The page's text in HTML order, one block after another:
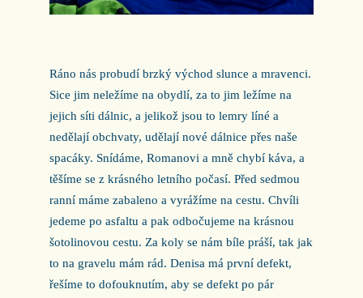
Ráno nás probudí brzký východ slunce a mravenci.
Sice jim neležíme na obydlí, za to jim ležíme na
jejich síti dálnic, a jelikož jsou to lemry líné a
nedělají obchvaty, udělají nové dálnice přes naše
spacáky. Snídáme, Romanovi a mně chybí káva, a
těšíme se z krásného letního počasí. Před sedmou
ranní máme zabaleno a vyrážíme na cestu. Chvíli
jedeme po asfaltu a pak odbočujeme na krásnou
šotolinovou cestu. Za koly se nám bíle práší, tak jak
to na gravelu mám rád. Denisa má první defekt,
řešíme to dofouknutím, aby se defekt po pár